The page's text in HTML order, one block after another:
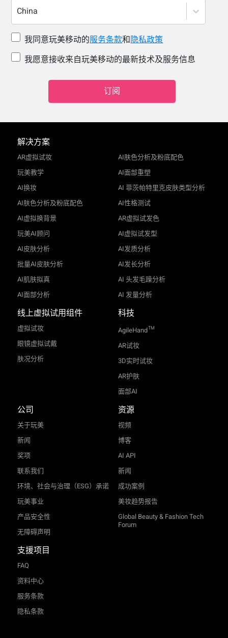
China
我同意玩美移动的服务条款和隐私政策
我愿意接收来自玩美移动的最新技术及服务信息
订阅
解决方案
AR虚拟试妆
玩美教学
AI换妆
AI肤色分析及粉底配色
AI虚拟换背景
玩美AI顾问
AI皮肤分析
批量AI皮肤分析
AI肌肤拟真
AI面部分析
AI肤色分析及粉底配色
AI面部重塑
AI 菲茨帕特里克皮肤类型分析
AI性格测试
AR虚拟试发色
AI虚拟试发型
AI发质分析
AI发长分析
AI 头发毛躁分析
AI 发量分析
线上虚拟试用组件
虚拟试妆
眼镜虚拟试戴
肤况分析
科技
AgileHandTM
AR试妆
3D实时试妆
AR护肤
面部AI
公司
关于玩美
新闻
奖项
联系我们
环境、社会与治理（ESG）承诺
玩美事业
产品安全性
无障碍声明
资源
视频
博客
AI API
新闻
成功案例
美妆趋势报告
Global Beauty & Fashion Tech
Forum
支援项目
FAQ
资料中心
服务条款
隐私条款